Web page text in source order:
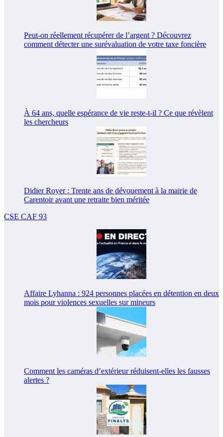
Peut-on réellement récupérer de l’argent ? Découvrez
comment détecter une surévaluation de votre taxe foncière
À 64 ans, quelle espérance de vie reste-t-il ? Ce que révèlent
les chercheurs
Didier Royer : Trente ans de dévouement à la mairie de
Carentoir avant une retraite bien méritée
CSE CAF 93
Affaire Lyhanna : 924 personnes placées en détention en deux
mois pour violences sexuelles sur mineurs
Comment les caméras d’extérieur réduisent-elles les fausses
alertes ?